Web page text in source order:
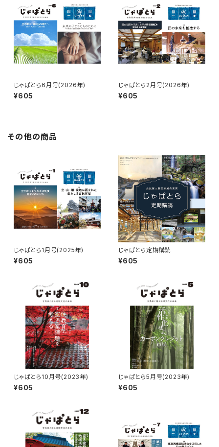
じゃぱとら6月号(2026年)
¥605
じゃぱとら2月号(2026年)
¥605
その他の商品
じゃぱとら1月号(2025年)
¥605
じゃぱとら定期購読
¥605
じゃぱとら10月号(2023年)
¥605
じゃぱとら5月号(2023年)
¥605